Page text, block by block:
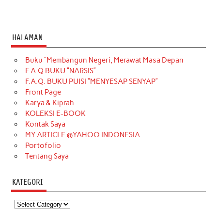
HALAMAN
Buku “Membangun Negeri, Merawat Masa Depan
F.A.Q BUKU “NARSIS”
F.A.Q. BUKU PUISI “MENYESAP SENYAP”
Front Page
Karya & Kiprah
KOLEKSI E-BOOK
Kontak Saya
MY ARTICLE @YAHOO INDONESIA
Portofolio
Tentang Saya
KATEGORI
Kategori